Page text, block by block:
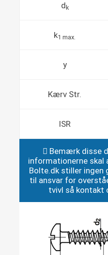
d k
k1 max.
y
Kærv Str.
ISR
Bemærk disse
informationerne skal
Bolte.dk stiller ingen
til ansvar for
tvivl så kontakt